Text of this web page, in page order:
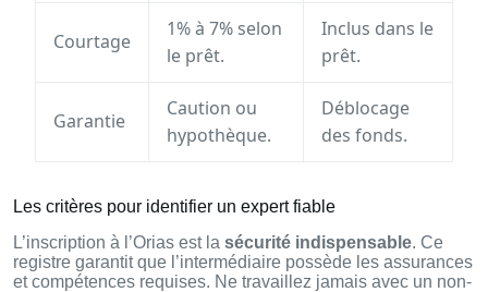
Courtage
1% à 7% selon
le prêt.
Inclus dans le
prêt.
Garantie
Caution ou
hypothèque.
Déblocage
des fonds.
Les critères pour identifier un expert fiable
L’inscription à l’Orias est la sécurité indispensable. Ce
registre garantit que l’intermédiaire possède les assurances
et compétences requises. Ne travaillez jamais avec un non-